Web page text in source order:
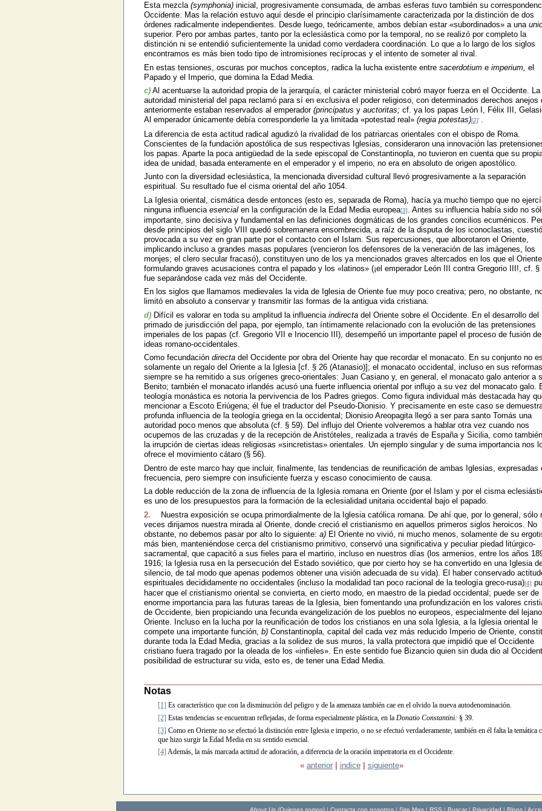
Esta mezcla (symphonia)inicial, progresivamente consumada, de ambas esferas tuvo también su
Occidente. Mas la relación estuvo aquí desde el principio clarísimamente caracterizada por la distinción de dos
órdenes radicalmente independientes. Desde luego, teóricamente, ambos debían estar «subordinados» a una
superior. Pero por ambas partes, tanto por la eclesiástica como por la temporal, no se realizó por completo la
distinción ni se entendió suficientemente la unidad como verdadera coordinación. Lo que a lo largo de los siglos
encontramos es más bien todo tipo de intromisiones recíprocas y el intento de someter al rival.
En estas tensiones, oscuras por muchos conceptos, radica la lucha existente entre sacerdotiume imperium, el
Papado y el Imperio, que domina la Edad Media.
c)Al acentuarse la autoridad propia de la jerarquía, el carácter ministerial cobró mayor fuerza en el Occidente. La
autoridad ministerial del papa reclamó para sí en exclusiva el poder religioso, con determinados derechos anejos
anteriormente estaban reservados al emperador (principatus y auctoritas; cf. ya los papas León I, Félix III,
Al emperador únicamente debía corresponderle la ya limitada «potestad real» (regia potestas)[2].
La diferencia de esta actitud radical agudizó la rivalidad de los patriarcas orientales con el obispo de Roma.
Conscientes de la fundación apostólica de sus respectivas Iglesias, consideraron una innovación las
los papas. Aparte la poca antigüedad de la sede episcopal de Constantinopla, no tuvieron en cuenta que su
idea de unidad, basada enteramente en el emperador y el imperio, no era en absoluto de origen apostólico.
Junto con la diversidad eclesiástica, la mencionada diversidad cultural llevó progresivamente a la separación
espiritual. Su resultado fue el cisma oriental del año 1054.
La Iglesia oriental, cismática desde entonces (esto es, separada de Roma), hacía ya mucho tiempo que no
ninguna influencia esencialen la configuración de la Edad Media europea[3]
. Antes su influencia había sido no
importante, sino decisiva y fundamental en las definiciones dogmáticas de los grandes concilios ecuménicos.
desde principios del siglo VIII quedó sobremanera ensombrecida, a raíz de la disputa de los iconoclastas,
provocada a su vez en gran parte por el contacto con el Islam. Sus repercusiones, que alborotaron el Oriente,
implicando incluso a grandes masas populares (vencieron los defensores de la veneración de las imágenes, los
monjes; el clero secular fracasó), constituyen uno de los ya mencionados graves altercados en los que el Oriente,
formulando graves acusaciones contra el papado y los «latinos» (¡el emperador León III contra Gregorio III!, cf. §
fue separándose cada vez más del Occidente.
En los siglos que llamamos medievales la vida de Iglesia de Oriente fue muy poco creativa; pero, no obstante,
limitó en absoluto a conservar y transmitir las formas de la antigua vida cristiana.
d)Difícil es valorar en toda su amplitud la influencia indirectadel Oriente sobre el Occidente. En el desarrollo del
primado de jurisdicción del papa, por ejemplo, tan íntimamente relacionado con la evolución de las pretensiones
imperiales de los papas (cf. Gregorio VII e Inocencio III), desempeñó un importante papel el proceso de fusión
ideas romano-occidentales.
Como fecundación directadel Occidente por obra del Oriente hay que recordar el monacato. En su conjunto no es
solamente un regalo del Oriente a la Iglesia [cf. § 26 (Atanasio)]; el monacato occidental, incluso en sus
siempre se ha remitido a sus orígenes greco-orientales: Juan Casiano y, en general, el monacato galo anterior a
Benito; también el monacato irlandés acusó una fuerte influencia oriental por influjo a su vez del monacato galo.
teología monástica es notoria la pervivencia de los Padres griegos. Como figura individual más destacada hay
mencionar a Escoto Eriúgena; él fue el traductor del Pseudo-Dionisio. Y precisamente en este caso se
profunda influencia de la teología griega en la occidental; Dionisio Areopagita llegó a ser para santo Tomás una
autoridad poco menos que absoluta (cf. § 59). Del influjo del Oriente volveremos a hablar otra vez cuando nos
ocupemos de las cruzadas y de la recepción de Aristóteles, realizada a través de España y Sicilia, como
la irrupción de ciertas ideas religiosas «sincretistas» orientales. Un ejemplo singular y de suma importancia nos
ofrece el movimiento cátaro (§ 56).
Dentro de este marco hay que incluir, finalmente, las tendencias de reunificación de ambas Iglesias, expresadas
frecuencia, pero siempre con insuficiente fuerza y escaso conocimiento de causa.
La doble reducción de la zona de influencia de la Iglesia romana en Oriente (por el Islam y por el cisma
es uno de los presupuestos para la formación de la eclesialidad unitaria occidental bajo el papado.
2.
Nuestra exposición se ocupa primordialmente de la Iglesia católica romana. De ahí que, por lo general, sólo
veces dirijamos nuestra mirada al Oriente, donde creció el cristianismo en aquellos primeros siglos heroicos. No
obstante, no debemos pasar por alto lo siguiente: a)El Oriente no vivió, ni mucho menos, solamente de su
más bien, manteniéndose cerca del cristianismo primitivo, conservó una significativa y peculiar piedad litúrgico-
sacramental, que capacitó a sus fieles para el martirio, incluso en nuestros días (los armenios, entre los años
1916; la Iglesia rusa en la persecución del Estado soviético, que por cierto hoy se ha convertido en una Iglesia
silencio, de tal modo que apenas podemos obtener una visión adecuada de su vida). El haber conservado
espirituales decididamente no occidentales (incluso la modalidad tan poco racional de la teología greco-rusa)[4]
hacer que el cristianismo oriental se convierta, en cierto modo, en maestro de la piedad occidental; puede ser de
enorme importancia para las futuras tareas de la Iglesia, bien fomentando una profundización en los valores
de Occidente, bien propiciando una fecunda evangelización de los pueblos no europeos, especialmente del lejano
Oriente. Incluso en la lucha por la reunificación de todos los cristianos en una sola Iglesia, a la Iglesia oriental le
compete una importante función, b)Constantinopla, capital del cada vez más reducido Imperio de Oriente,
durante toda la Edad Media, gracias a la solidez de sus muros, la valla protectora que impidió que el Occidente
cristiano fuera tragado por la oleada de los «infieles». En este sentido fue Bizancio quien sin duda dio al
posibilidad de estructurar su vida, esto es, de tener una Edad Media.
Notas
[1] Es característico que con la disminución del peligro y de la amenaza también cae en el olvido la nueva autodenominación.
[2] Estas tendencias se encuentran reflejadas, de forma especialmente plástica, en la Donatio Constantini: § 39.
[3] Como en Oriente no se efectuó la distinción entre Iglesia e imperio, o no se efectuó verdaderamente, también en él falta la temática
que hizo surgir la Edad Media en su sentido esencial.
[4] Además, la más marcada actitud de adoración, a diferencia de la oración impetratoria en el Occidente.
« anterior indice siguiente»
About Us (Quienes somos) | Contacta con nosotros | Site Map | RSS | Buscar | Privacidad | Blogs |